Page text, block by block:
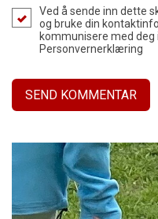
Ved å sende inn dette
og bruke din
kommunisere med
Personvernerklæring